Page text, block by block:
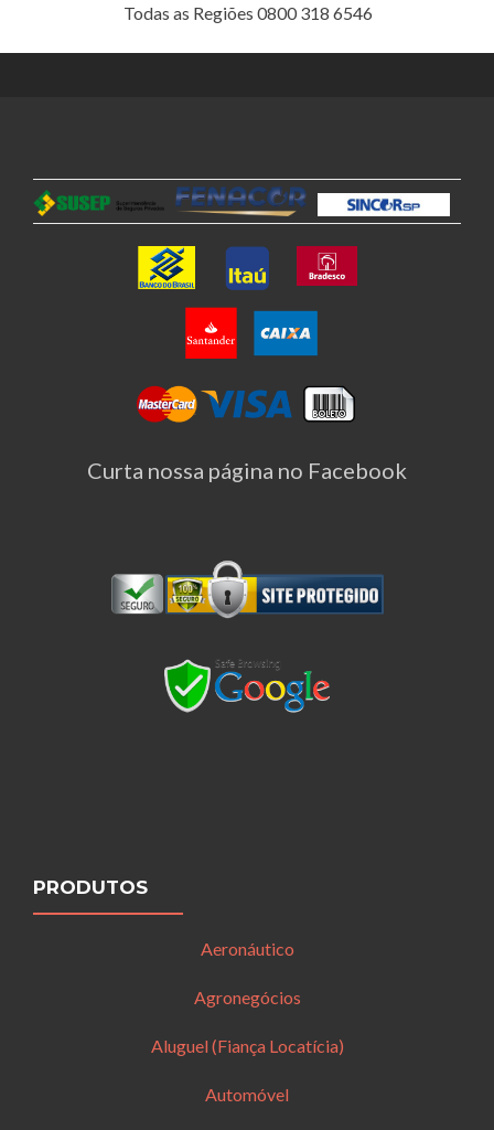
Todas as Regiões 0800 318 6546
Curta nossa página no Facebook
PRODUTOS
Aeronáutico
Agronegócios
Aluguel (Fiança Locatícia)
Automóvel